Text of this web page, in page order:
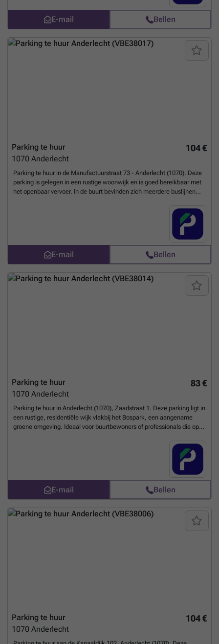
utm_source=ubiflow&utm_medium=referral&utm_campaign=parking
_listing&utm_content=be
E-mail Bellen
104 €
Parking te huur
1070 Anderlecht
Parking te huur in de Manufactuurstraat 73 - Anderlecht (1070). Deze
parking is gelegen in een rustige woonwijk en is goed bereikbaar met
het openbaar vervoer. In de buurt bevinden zich meerdere buslijnen
handige keuze maakt voor bewoners en werknemers. De parking is
veilig en eenvoudig toegankelijk. Reserveer nu online en parkeer
zonder stress! U kunt uw parkeerplaats direct boeken op de volgende
E-mail Bellen
83 €
Parking te huur
1070 Anderlecht
Parking te huur in Anderlecht (1070), Zaadstraat 1. Deze parking ligt in
een rustige, residentiële wijk vlakbij het Bospark, een aangename
groene omgeving. Ideaal voor buurtbewoners of professionals die op
van de tramhalte Stalle en metrostation Veeweide. Dankzij de
nabijheid van de Bergensesteenweg is het terrein gemakkelijk
bereikbaar. Reserveer vandaag nog uw parkeerplaats online! U kunt
uw parkeerplaats direct boeken op de volgende link: ###Meer
weten?
E-mail Bellen
104 €
Parking te huur
1070 Anderlecht